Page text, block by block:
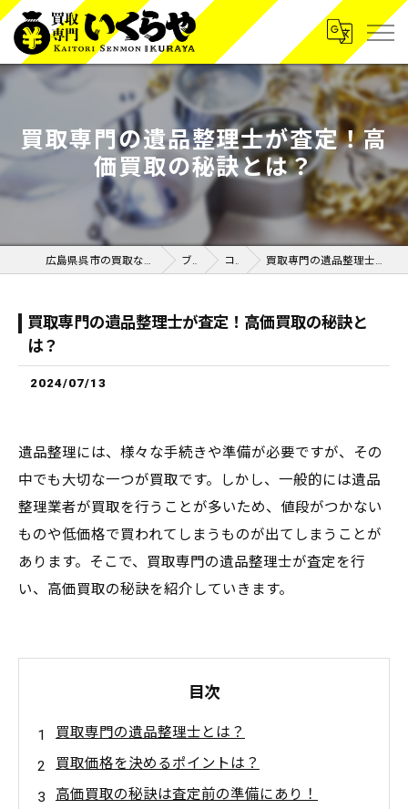
買取専門の遺品整理士が査定！高
価買取の秘訣とは？
広島県呉市の買取なら買取専門いくらや呉広店 ブログ コラム 買取専門の遺品整理士が査定！高価買取の秘訣とは？
買取専門の遺品整理士が査定！高価買取の秘訣と
は？
2024/07/13
遺品整理には、様々な手続きや準備が必要ですが、その
中でも大切な一つが買取です。しかし、一般的には遺品
整理業者が買取を行うことが多いため、値段がつかない
ものや低価格で買われてしまうものが出てしまうことが
あります。そこで、買取専門の遺品整理士が査定を行
い、高価買取の秘訣を紹介していきます。
目次
買取専門の遺品整理士とは？
買取価格を決めるポイントは？
高価買取の秘訣は査定前の準備にあり！